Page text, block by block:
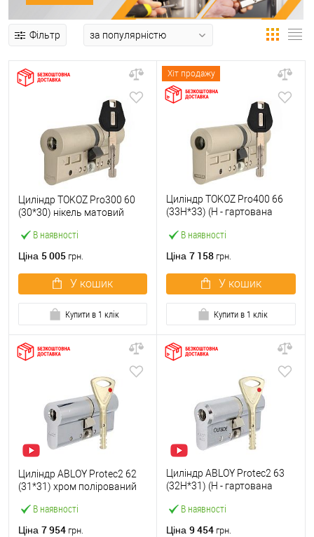
Фільтр
В наявності
Циліндр TOKOZ Pro300 60
(30*30) нікель матовий
Ціна 5 005 грн.
У кошик
Купити в 1 клік
Хіт продажу
В наявності
Циліндр TOKOZ Pro400 66
(33H*33) (H - гартована
Ціна 7 158 грн.
У кошик
Купити в 1 клік
В наявності
Циліндр ABLOY Protec2 62
(31*31) хром полірований
Ціна 7 954 грн.
В наявності
Циліндр ABLOY Protec2 63
(32H*31) (H - гартована
Ціна 9 454 грн.